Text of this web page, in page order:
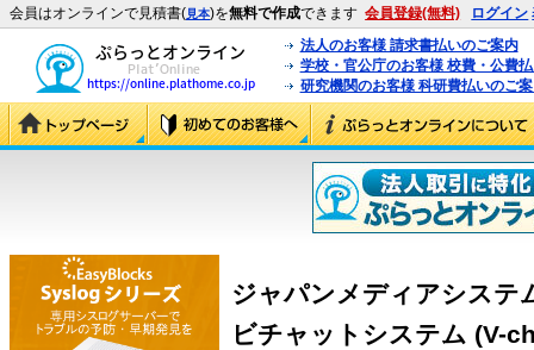
会員はオンラインで見積書(見本)を無料で作成できます 会員登録(無料) ログイン
法人のお客様 請求書払いのご案内
学校・官公庁のお客様 校費・公費
研究機関のお客様 科研費払いのご
ジャパンメディアシステ
ビチャットシステム (V-